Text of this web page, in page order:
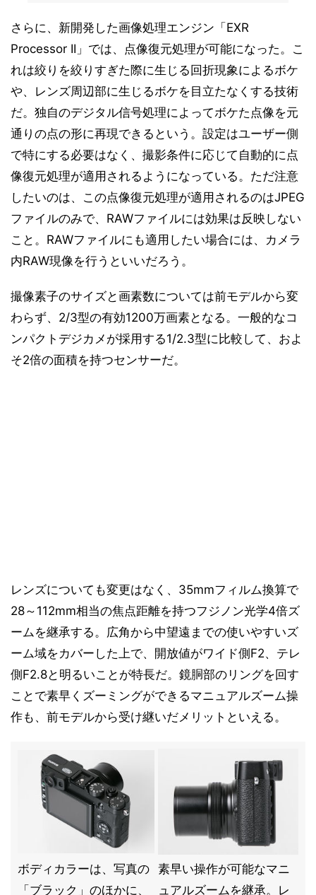
さらに、新開発した画像処理エンジン「EXR
Processor II」では、点像復元処理が可能になった。こ
れは絞りを絞りすぎた際に生じる回折現象によるボケ
や、レンズ周辺部に生じるボケを目立たなくする技術
だ。独自のデジタル信号処理によってボケた点像を元
通りの点の形に再現できるという。設定はユーザー側
で特にする必要はなく、撮影条件に応じて自動的に点
像復元処理が適用されるようになっている。ただ注意
したいのは、この点像復元処理が適用されるのはJPEG
ファイルのみで、RAWファイルには効果は反映しない
こと。RAWファイルにも適用したい場合には、カメラ
内RAW現像を行うといいだろう。
撮像素子のサイズと画素数については前モデルから変
わらず、2/3型の有効1200万画素となる。一般的なコ
ンパクトデジカメが採用する1/2.3型に比較して、およ
そ2倍の面積を持つセンサーだ。
レンズについても変更はなく、35mmフィルム換算で
28～112mm相当の焦点距離を持つフジノン光学4倍ズ
ームを継承する。広角から中望遠までの使いやすいズ
ーム域をカバーした上で、開放値がワイド側F2、テレ
側F2.8と明るいことが特長だ。鏡胴部のリングを回す
ことで素早くズーミングができるマニュアルズーム操
作も、前モデルから受け継いだメリットといえる。
ボディカラーは、写真の
「ブラック」のほかに、
素早い操作が可能なマニ
ュアルズームを継承。レ